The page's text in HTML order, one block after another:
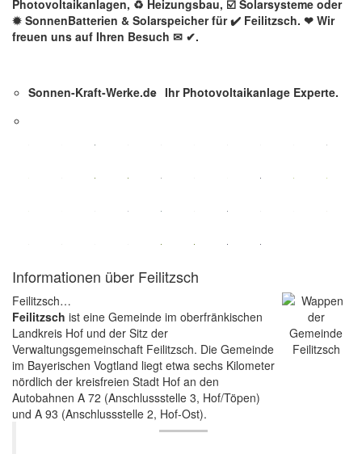
Photovoltaikanlagen, ♻ Heizungsbau, ☑️ Solarsysteme oder
✹ SonnenBatterien & Solarspeicher für ✔️ Feilitzsch. ❤ Wir
freuen uns auf Ihren Besuch ✉ ✔.
Sonnen-Kraft-Werke.de Ihr Photovoltaikanlage Experte.
Informationen über Feilitzsch
Feilitzsch…
Feilitzsch ist eine Gemeinde im oberfränkischen
Landkreis Hof und der Sitz der
Verwaltungsgemeinschaft Feilitzsch. Die Gemeinde
im Bayerischen Vogtland liegt etwa sechs Kilometer
nördlich der kreisfreien Stadt Hof an den
Autobahnen A 72 (Anschlussstelle 3, Hof/Töpen)
und A 93 (Anschlussstelle 2, Hof-Ost).